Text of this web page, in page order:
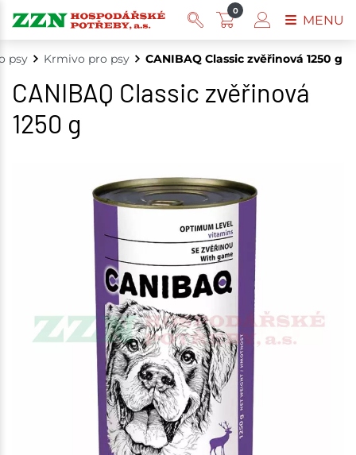
psy Krmivo pro psy CANIBAQ Classic zvěřinová 1250 g
CANIBAQ Classic zvěřinová
1250 g
0
MENU